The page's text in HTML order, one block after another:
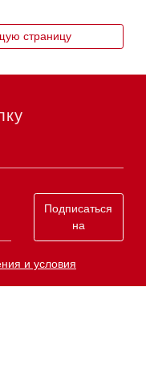
страницу
Подписаться
на
и условия